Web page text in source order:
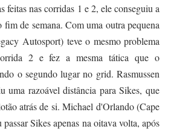
feitas nas corridas 1 e 2, ele conseguiu a
de semana. Com uma outra pequena
Autosport) teve o mesmo problema
2 e fez a mesma tática que o
o segundo lugar no grid. Rasmussen
uma razoável distância para Sikes, que
atrás de si. Michael d'Orlando (Cape
Sikes apenas na oitava volta, após